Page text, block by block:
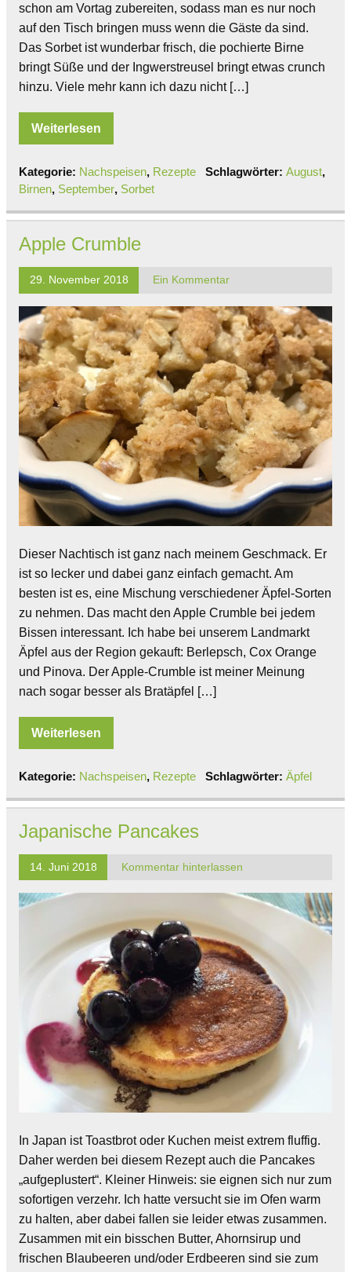
schon am Vortag zubereiten, sodass man es nur noch
auf den Tisch bringen muss wenn die Gäste da sind.
Das Sorbet ist wunderbar frisch, die pochierte Birne
bringt Süße und der Ingwerstreusel bringt etwas crunch
hinzu. Viele mehr kann ich dazu nicht […]
Weiterlesen
Kategorie: Nachspeisen, Rezepte Schlagwörter: August,
Birnen, September, Sorbet
Apple Crumble
29. November 2018 Ein Kommentar
Dieser Nachtisch ist ganz nach meinem Geschmack. Er
ist so lecker und dabei ganz einfach gemacht. Am
besten ist es, eine Mischung verschiedener Äpfel-Sorten
zu nehmen. Das macht den Apple Crumble bei jedem
Bissen interessant. Ich habe bei unserem Landmarkt
Äpfel aus der Region gekauft: Berlepsch, Cox Orange
und Pinova. Der Apple-Crumble ist meiner Meinung
nach sogar besser als Bratäpfel […]
Weiterlesen
Kategorie: Nachspeisen, Rezepte Schlagwörter: Äpfel
Japanische Pancakes
14. Juni 2018 Kommentar hinterlassen
In Japan ist Toastbrot oder Kuchen meist extrem fluffig.
Daher werden bei diesem Rezept auch die Pancakes
„aufgeplustert“. Kleiner Hinweis: sie eignen sich nur zum
sofortigen verzehr. Ich hatte versucht sie im Ofen warm
zu halten, aber dabei fallen sie leider etwas zusammen.
Zusammen mit ein bisschen Butter, Ahornsirup und
frischen Blaubeeren und/oder Erdbeeren sind sie zum